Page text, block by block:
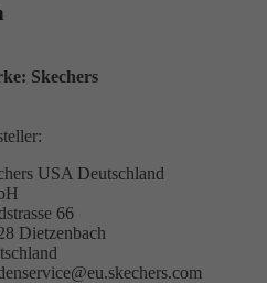
Skechers
USA Deutschland
66
Dietzenbach